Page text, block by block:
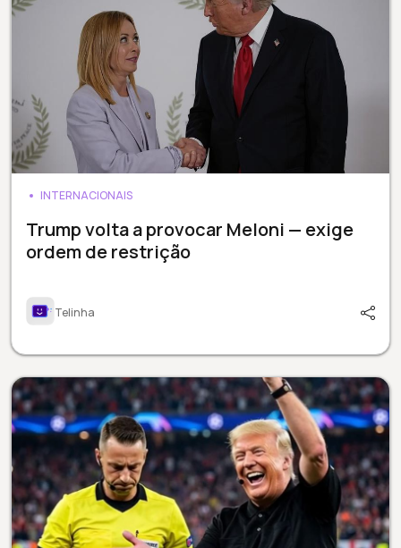
INTERNACIONAIS
Trump volta a provocar Meloni — exige
ordem de restrição
Telinha